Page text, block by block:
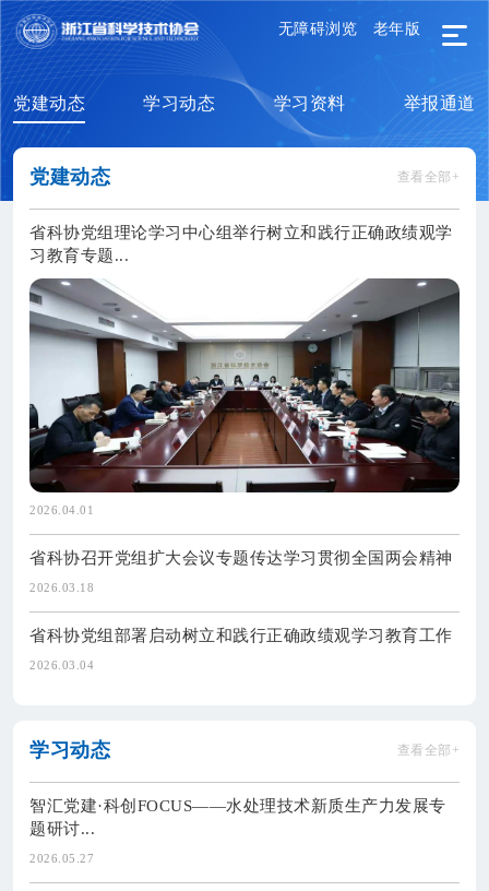
无障碍浏览 老年版
党建动态 学习动态 学习资料 举报通道
党建动态 查看全部+
省科协党组理论学习中心组举行树立和践行正确政绩观学
习教育专题...
2026.04.01
省科协召开党组扩大会议专题传达学习贯彻全国两会精神
2026.03.18
省科协党组部署启动树立和践行正确政绩观学习教育工作
2026.03.04
学习动态 查看全部+
智汇党建·科创FOCUS——水处理技术新质生产力发展专
题研讨...
2026.05.27